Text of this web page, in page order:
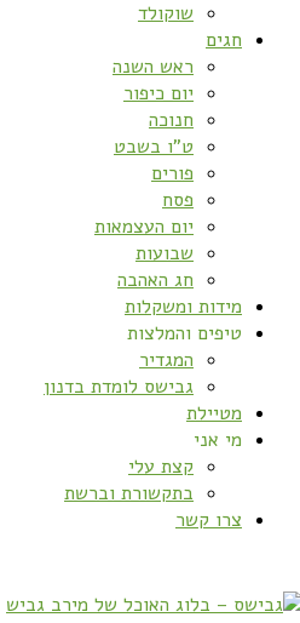
שוקולד
חגים
ראש השנה
יום כיפור
חנוכה
ט”ו בשבט
פורים
פסח
יום העצמאות
שבועות
חג האהבה
מידות ומשקלות
טיפים והמלצות
המגדיר
גבישס לומדת בדנון
מטיילת
מי אני
קצת עלי
בתקשורת וברשת
צרו קשר